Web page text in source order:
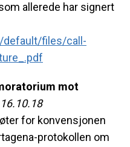
allerede har signert
default/files/call-
mot
for konvensjonen
protokollen om